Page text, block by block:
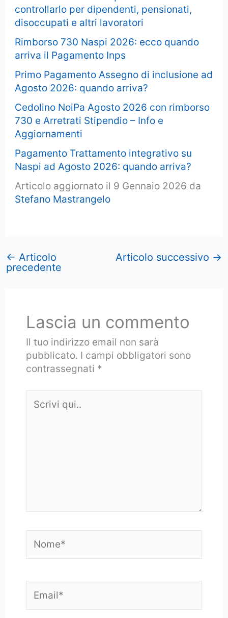
controllarlo per dipendenti, pensionati,
disoccupati e altri lavoratori
Rimborso 730 Naspi 2026: ecco quando
arriva il Pagamento Inps
Primo Pagamento Assegno di inclusione ad
Agosto 2026: quando arriva?
Cedolino NoiPa Agosto 2026 con rimborso
730 e Arretrati Stipendio – Info e
Aggiornamenti
Pagamento Trattamento integrativo su
Naspi ad Agosto 2026: quando arriva?
Articolo aggiornato il 9 Gennaio 2026 da
Stefano Mastrangelo
← Articolo
precedente
Articolo successivo →
Lascia un commento
Il tuo indirizzo email non sarà
pubblicato. I campi obbligatori sono
contrassegnati *
qui..